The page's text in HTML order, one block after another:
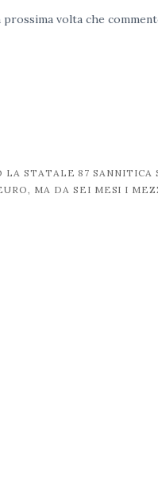
volta che
STATALE 87
MA DA SEI MESI I